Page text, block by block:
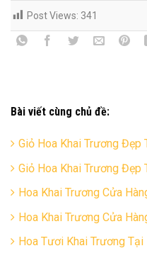
Post Views: 341
Bài viết cùng chủ đề:
Giỏ Hoa Khai Trương Đẹp
Giỏ Hoa Khai Trương Đẹp
Hoa Khai Trương Cửa
Hoa Khai Trương Cửa
Hoa Tươi Khai Trương